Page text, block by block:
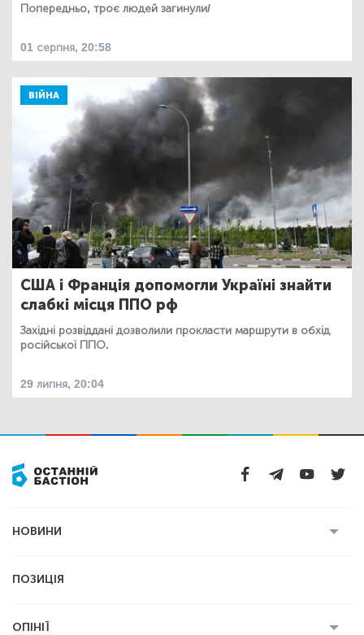
Попередньо, троє людей загинули/
01 серпня, 20:58
ВІЙНА
США і Франція допомогли Україні знайти
слабкі місця ППО рф
Західні розвіддані дозволили прокласти маршрути в обхід
російської ППО.
29 липня, 20:04
НОВИНИ
Економіка
ПОЗИЦІЯ
ОПІНІЇ